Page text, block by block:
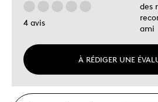
4 avis
À RÉDIGER UNE
des
ami